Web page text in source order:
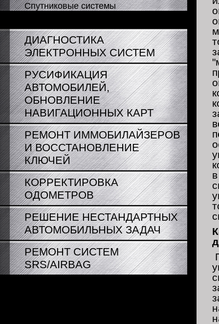
Спутниковые системы
ДИАГНОСТИКА
ЭЛЕКТРОННЫХ СИСТЕМ
РУСИФИКАЦИЯ
АВТОМОБИЛЕЙ,
ОБНОВЛЕНИЕ
НАВИГАЦИОННЫХ КАРТ
РЕМОНТ ИММОБИЛАЙЗЕРОВ
И ВОССТАНОВЛЕНИЕ
КЛЮЧЕЙ
КОРРЕКТИРОВКА
ОДОМЕТРОВ
РЕШЕНИЕ НЕСТАНДАРТНЫХ
АВТОМОБИЛЬНЫХ ЗАДАЧ
РЕМОНТ СИСТЕМ
SRS/AIRBAG